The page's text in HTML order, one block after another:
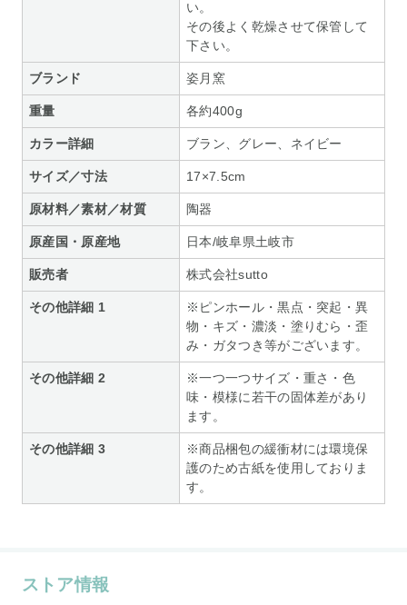
い。
その後よく乾燥させて保管して
下さい。
ブランド 姿月窯
重量 各約400g
カラー詳細 ブラン、グレー、ネイビー
サイズ／寸法 17×7.5cm
原材料／素材／材質 陶器
原産国・原産地 日本/岐阜県土岐市
販売者 株式会社sutto
その他詳細 1
※ピンホール・黒点・突起・異
物・キズ・濃淡・塗りむら・歪
み・ガタつき等がございます。
その他詳細 2
※一つ一つサイズ・重さ・色
味・模様に若干の固体差があり
ます。
その他詳細 3
※商品梱包の緩衝材には環境保
護のため古紙を使用しておりま
す。
ストア情報